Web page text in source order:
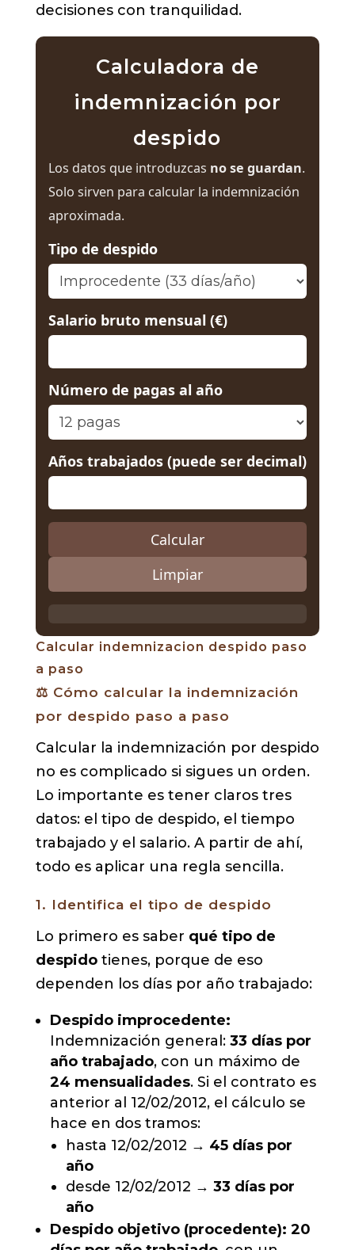
decisiones con tranquilidad.
Calculadora de
indemnización por
despido
Los datos que introduzcas no se guardan.
Solo sirven para calcular la indemnización
aproximada.
Tipo de despido
Salario bruto mensual (€)
Número de pagas al año
Años trabajados (puede ser decimal)
Calcular
Limpiar
Calcular indemnizacion despido paso
a paso
⚖️ Cómo calcular la indemnización
por despido paso a paso
Calcular la indemnización por despido
no es complicado si sigues un orden.
Lo importante es tener claros tres
datos: el tipo de despido, el tiempo
trabajado y el salario. A partir de ahí,
todo es aplicar una regla sencilla.
1. Identifica el tipo de despido
Lo primero es saber qué tipo de
despidotienes, porque de eso
dependen los días por año trabajado:
Despido improcedente:
Indemnización general: 33 días por
año trabajado, con un máximo de
24 mensualidades. Si el contrato es
anterior al 12/02/2012, el cálculo se
hace en dos tramos:
hasta 12/02/2012 → 45 días por
año
desde 12/02/2012 → 33 días por
año
Despido objetivo (procedente): 20